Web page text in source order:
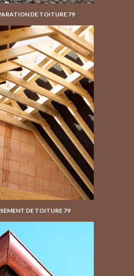
DE TOITURE 79
DE TOITURE 79